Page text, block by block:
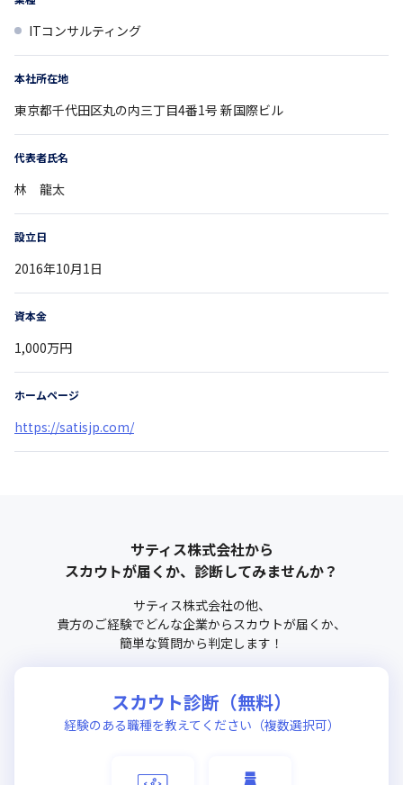
ITコンサルティング
本社所在地
東京都千代田区丸の内三丁目4番1号 新国際ビル
代表者氏名
林 龍太
設立日
2016年10月1日
資本金
1,000万円
ホームページ
https://satisjp.com/
サティス株式会社から
スカウトが届くか、診断してみませんか？
サティス株式会社の他、
貴方のご経験でどんな企業からスカウトが届くか、
簡単な質問から判定します！
スカウト診断（無料）
経験のある職種を教えてください（複数選択可）